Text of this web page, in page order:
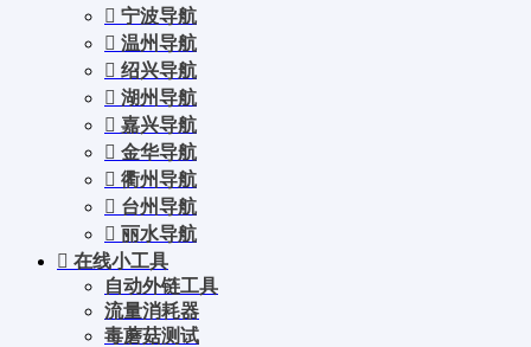
宁波导航
温州导航
绍兴导航
湖州导航
嘉兴导航
金华导航
衢州导航
台州导航
丽水导航
在线小工具
自动外链工具
流量消耗器
毒蘑菇测试